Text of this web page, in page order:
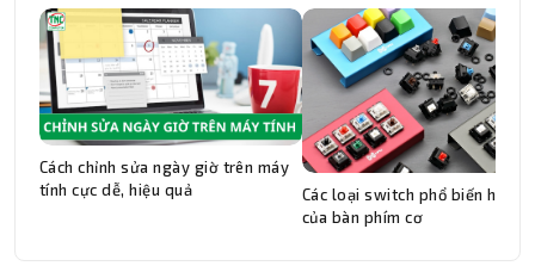
Cách chỉnh sửa ngày giờ trên máy
tính cực dễ, hiệu quả
Các loại switch phổ biến hiện
của bàn phím cơ